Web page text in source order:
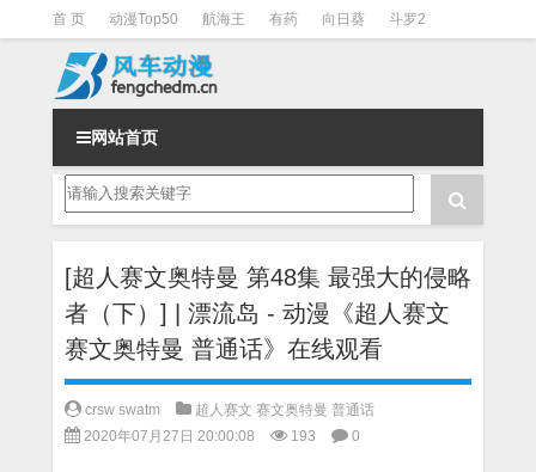
首 页 动漫Top50 航海王 有药 向日葵 斗罗2
斗罗3 火影 一拳超人
网站首页
[超人赛文奥特曼 第48集 最强大的侵略
者（下）] | 漂流岛 - 动漫《超人赛文
赛文奥特曼 普通话》在线观看
crsw swatm
超人赛文 赛文奥特曼 普通话
2020年07月27日 20:00:08
193 0